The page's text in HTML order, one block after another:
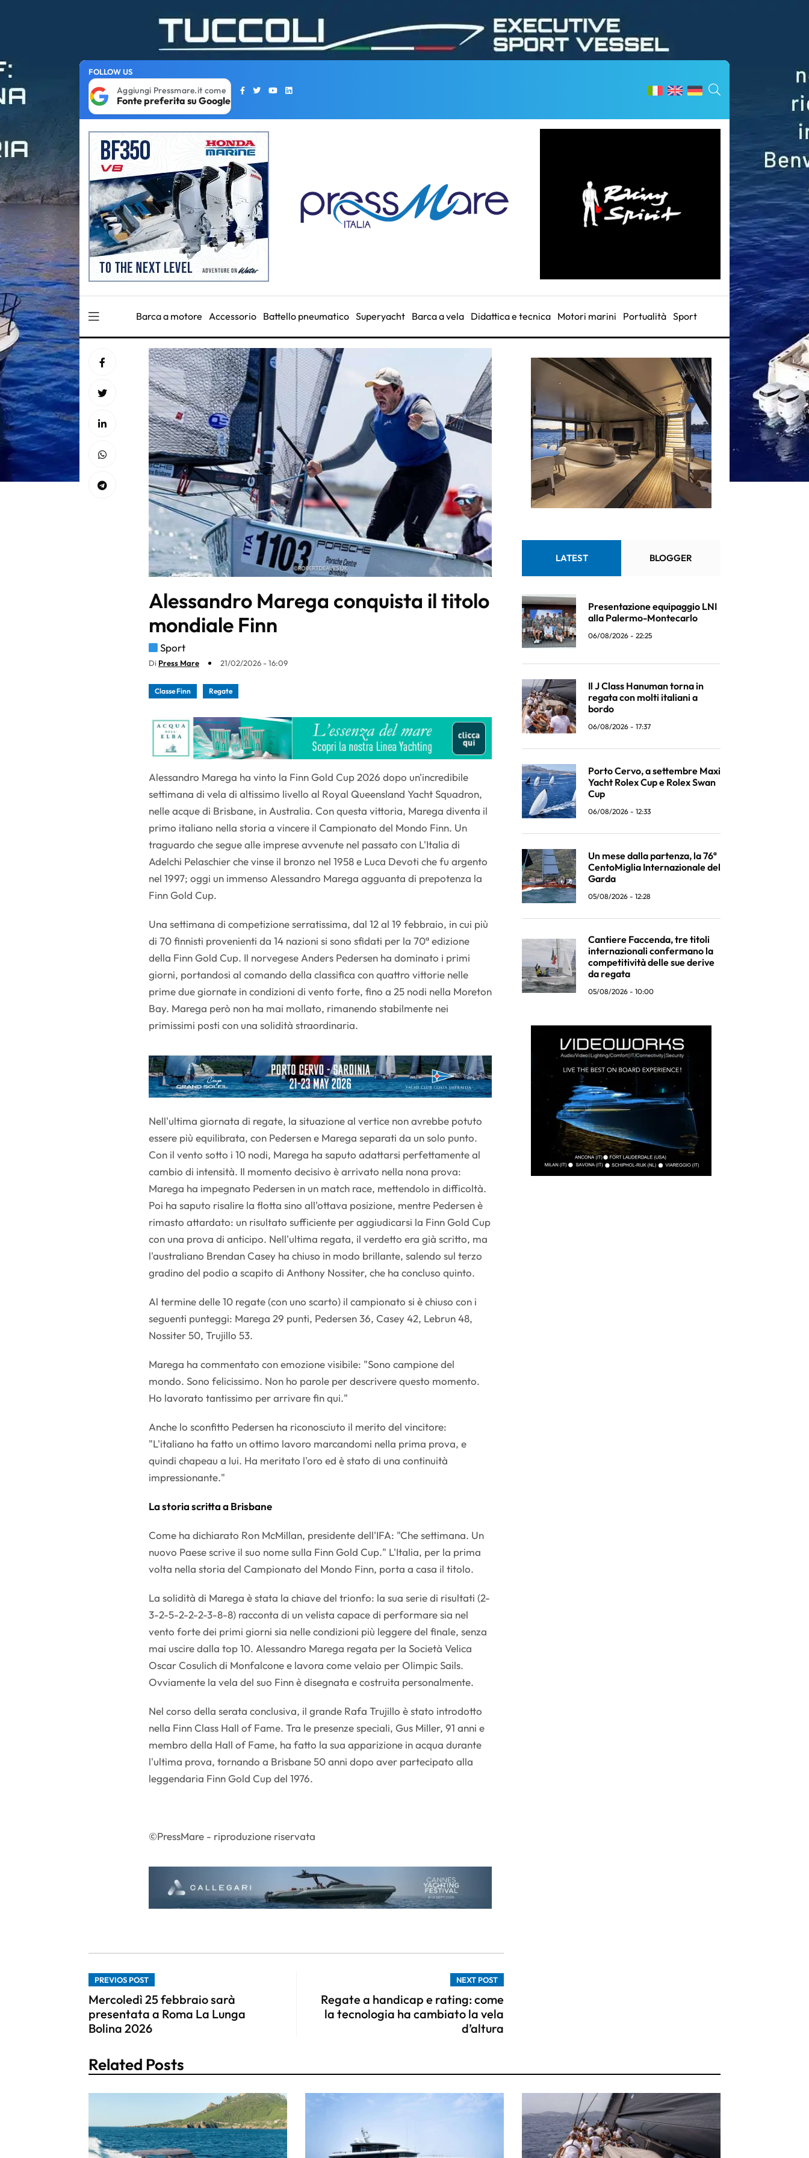
FOLLOW US
Aggiungi Pressmare.it come
Fonte preferita su Google
Barca a motore Accessorio Battello pneumatico Superyacht Barca a vela Didattica e tecnica Motori marini Portualità Sport
Alessandro Marega conquista il titolo
mondiale Finn
Sport
Di Press Mare 21/02/2026 - 16:09
Classe Finn Regate
Alessandro Marega ha vinto la Finn Gold Cup 2026 dopo un'incredibile
settimana di vela di altissimo livello al Royal Queensland Yacht Squadron,
nelle acque di Brisbane, in Australia. Con questa vittoria, Marega diventa il
primo italiano nella storia a vincere il Campionato del Mondo Finn. Un
traguardo che segue alle imprese avvenute nel passato con L'Italia di
Adelchi Pelaschier che vinse il bronzo nel 1958 e Luca Devoti che fu argento
nel 1997; oggi un immenso Alessandro Marega agguanta di prepotenza la
Finn Gold Cup.
Una settimana di competizione serratissima, dal 12 al 19 febbraio, in cui più
di 70 finnisti provenienti da 14 nazioni si sono sfidati per la 70ª edizione
della Finn Gold Cup. Il norvegese Anders Pedersen ha dominato i primi
giorni, portandosi al comando della classifica con quattro vittorie nelle
prime due giornate in condizioni di vento forte, fino a 25 nodi nella Moreton
Bay. Marega però non ha mai mollato, rimanendo stabilmente nei
primissimi posti con una solidità straordinaria.
Nell'ultima giornata di regate, la situazione al vertice non avrebbe potuto
essere più equilibrata, con Pedersen e Marega separati da un solo punto.
Con il vento sotto i 10 nodi, Marega ha saputo adattarsi perfettamente al
cambio di intensità. Il momento decisivo è arrivato nella nona prova:
Marega ha impegnato Pedersen in un match race, mettendolo in difficoltà.
Poi ha saputo risalire la flotta sino all'ottava posizione, mentre Pedersen è
rimasto attardato: un risultato sufficiente per aggiudicarsi la Finn Gold Cup
con una prova di anticipo. Nell'ultima regata, il verdetto era già scritto, ma
l'australiano Brendan Casey ha chiuso in modo brillante, salendo sul terzo
gradino del podio a scapito di Anthony Nossiter, che ha concluso quinto.
Al termine delle 10 regate (con uno scarto) il campionato si è chiuso con i
seguenti punteggi: Marega 29 punti, Pedersen 36, Casey 42, Lebrun 48,
Nossiter 50, Trujillo 53.
Marega ha commentato con emozione visibile: "Sono campione del
mondo. Sono felicissimo. Non ho parole per descrivere questo momento.
Ho lavorato tantissimo per arrivare fin qui."
Anche lo sconfitto Pedersen ha riconosciuto il merito del vincitore:
"L'italiano ha fatto un ottimo lavoro marcandomi nella prima prova, e
quindi chapeau a lui. Ha meritato l'oro ed è stato di una continuità
impressionante."
La storia scritta a Brisbane
Come ha dichiarato Ron McMillan, presidente dell'IFA: "Che settimana. Un
nuovo Paese scrive il suo nome sulla Finn Gold Cup." L'Italia, per la prima
volta nella storia del Campionato del Mondo Finn, porta a casa il titolo.
La solidità di Marega è stata la chiave del trionfo: la sua serie di risultati (2-
3-2-5-2-2-2-3-8-8) racconta di un velista capace di performare sia nel
vento forte dei primi giorni sia nelle condizioni più leggere del finale, senza
mai uscire dalla top 10. Alessandro Marega regata per la Società Velica
Oscar Cosulich di Monfalcone e lavora come velaio per Olimpic Sails.
Ovviamente la vela del suo Finn è disegnata e costruita personalmente.
Nel corso della serata conclusiva, il grande Rafa Trujillo è stato introdotto
nella Finn Class Hall of Fame. Tra le presenze speciali, Gus Miller, 91 anni e
membro della Hall of Fame, ha fatto la sua apparizione in acqua durante
l'ultima prova, tornando a Brisbane 50 anni dopo aver partecipato alla
leggendaria Finn Gold Cup del 1976.
©PressMare - riproduzione riservata
PREVIOS POST
Mercoledì 25 febbraio sarà
presentata a Roma La Lunga
Bolina 2026
NEXT POST
Regate a handicap e rating: come
la tecnologia ha cambiato la vela
d’altura
LATEST BLOGGER
Presentazione equipaggio LNI
alla Palermo-Montecarlo
06/08/2026 - 22:25
Il J Class Hanuman torna in
regata con molti italiani a
bordo
06/08/2026 - 17:37
Porto Cervo, a settembre Maxi
Yacht Rolex Cup e Rolex Swan
Cup
06/08/2026 - 12:33
Un mese dalla partenza, la 76ª
CentoMiglia Internazionale del
Garda
05/08/2026 - 12:28
Cantiere Faccenda, tre titoli
internazionali confermano la
competitività delle sue derive
da regata
05/08/2026 - 10:00
Related Posts